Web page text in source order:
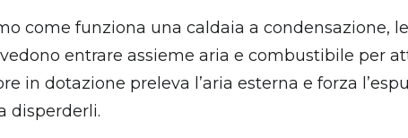
come funziona una caldaia a
entrare assieme aria e combustibile per
in dotazione preleva l’aria esterna e forza
disperderli.